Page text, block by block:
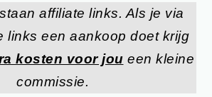
affiliate links. Als je via
links een aankoop doet krijg
kosten voor jou een kleine
commissie.